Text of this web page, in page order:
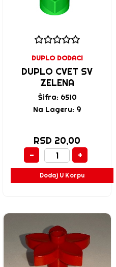
DUPLO DODACI
DUPLO CVET SV
ZELENA
Šifra: 6510
Na Lageru: 9
RSD 20,00
-
+
Dodaj U Korpu